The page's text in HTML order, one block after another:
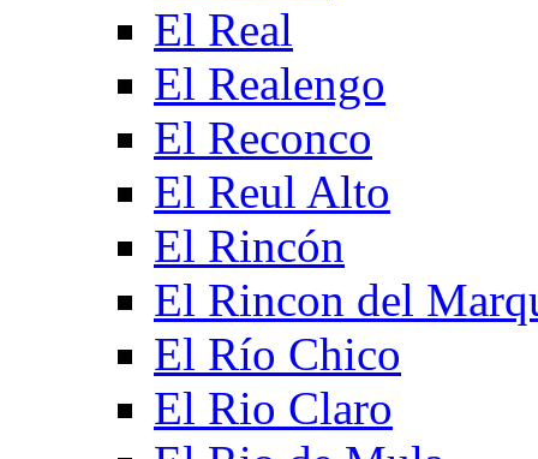
El Real
El Realengo
El Reconco
El Reul Alto
El Rincón
El Rincon del
El Río Chico
El Rio Claro